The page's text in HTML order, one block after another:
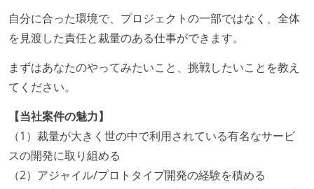
自分に合った環境で、プロジェクトの一部ではなく、全体
を見渡した責任と裁量のある仕事ができます。
まずはあなたのやってみたいこと、挑戦したいことを教え
てください。
【当社案件の魅力】
（1）裁量が大きく世の中で利用されている有名なサービ
スの開発に取り組める
（2）アジャイル/プロトタイプ開発の経験を積める